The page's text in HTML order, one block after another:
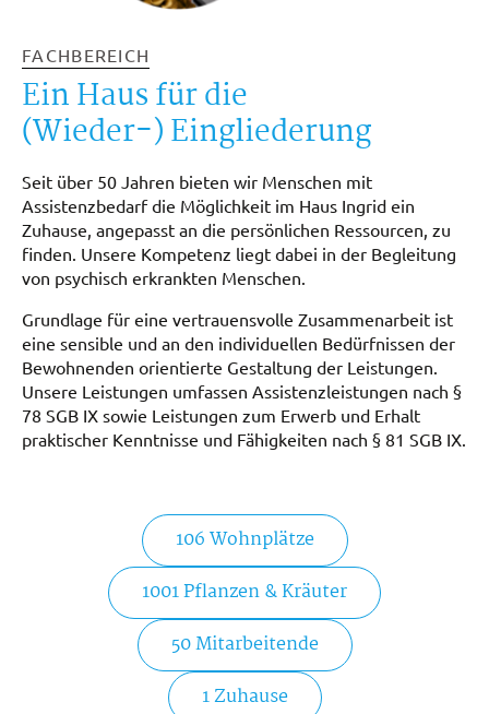
Ein Haus für die
(Wieder-) Eingliederung
FACHBEREICH
Seit über 50 Jahren bieten wir Menschen mit
Assistenzbedarf die Möglichkeit im Haus Ingrid ein
Zuhause, angepasst an die persönlichen Ressourcen, zu
finden. Unsere Kompetenz liegt dabei in der Begleitung
von psychisch erkrankten Menschen.
Grundlage für eine vertrauensvolle Zusammenarbeit ist
eine sensible und an den individuellen Bedürfnissen der
Bewohnenden orientierte Gestaltung der Leistungen.
Unsere Leistungen umfassen Assistenzleistungen nach §
78 SGB IX sowie Leistungen zum Erwerb und Erhalt
praktischer Kenntnisse und Fähigkeiten nach § 81 SGB IX.
106 Wohnplätze
1001 Pflanzen & Kräuter
50 Mitarbeitende
1 Zuhause